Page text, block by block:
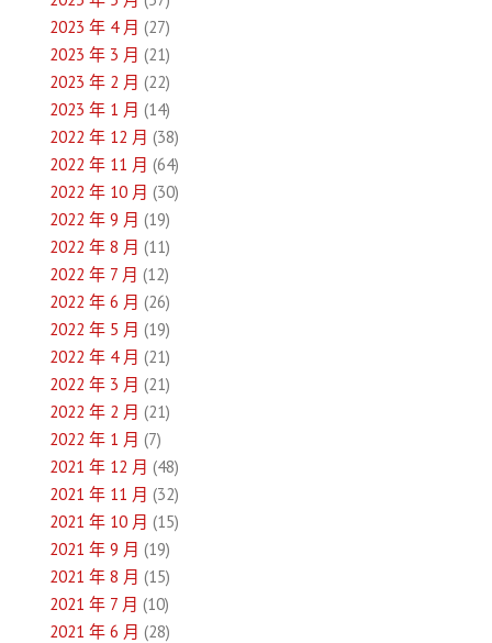
2023 年 4 月 (27)
2023 年 3 月 (21)
2023 年 2 月 (22)
2023 年 1 月 (14)
2022 年 12 月 (38)
2022 年 11 月 (64)
2022 年 10 月 (30)
2022 年 9 月 (19)
2022 年 8 月 (11)
2022 年 7 月 (12)
2022 年 6 月 (26)
2022 年 5 月 (19)
2022 年 4 月 (21)
2022 年 3 月 (21)
2022 年 2 月 (21)
2022 年 1 月 (7)
2021 年 12 月 (48)
2021 年 11 月 (32)
2021 年 10 月 (15)
2021 年 9 月 (19)
2021 年 8 月 (15)
2021 年 7 月 (10)
2021 年 6 月 (28)